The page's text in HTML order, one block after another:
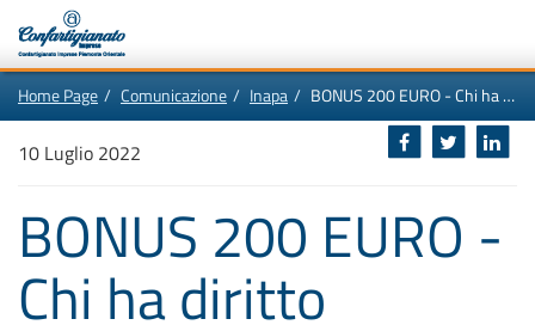
Vai
In
questa
di
navigazione
Ricerca
nel
sito
Contenuti
principali
Home Page Comunicazione Inapa BONUS 200 EURO - Chi ha diritto all'indennità una tantum
10 Luglio 2022
BONUS 200 EURO -
Chi ha diritto